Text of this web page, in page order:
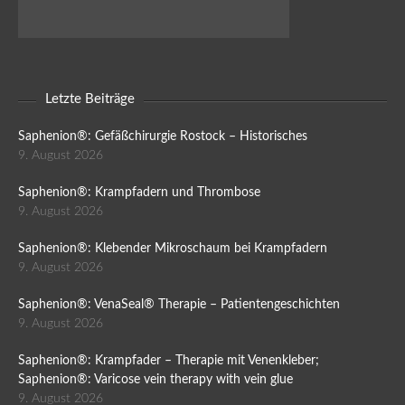
Letzte Beiträge
Saphenion®: Gefäßchirurgie Rostock – Historisches
9. August 2026
Saphenion®: Krampfadern und Thrombose
9. August 2026
Saphenion®: Klebender Mikroschaum bei Krampfadern
9. August 2026
Saphenion®: VenaSeal® Therapie – Patientengeschichten
9. August 2026
Saphenion®: Krampfader – Therapie mit Venenkleber;
Saphenion®: Varicose vein therapy with vein glue
9. August 2026